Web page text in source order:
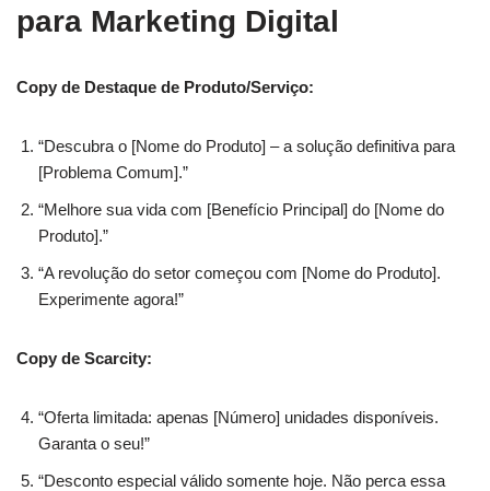
para Marketing Digital
Copy de Destaque de Produto/Serviço:
“Descubra o [Nome do Produto] – a solução definitiva para
[Problema Comum].”
“Melhore sua vida com [Benefício Principal] do [Nome do
Produto].”
“A revolução do setor começou com [Nome do Produto].
Experimente agora!”
Copy de Scarcity:
“Oferta limitada: apenas [Número] unidades disponíveis.
Garanta o seu!”
“Desconto especial válido somente hoje. Não perca essa